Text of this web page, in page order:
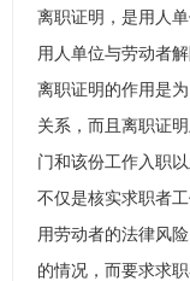
离职证明，是用人
用人单位与劳动者
离职证明的作用是
关系，而且离职证
门和该份工作入职
不仅是核实求职者
用劳动者的法律风
的情况，而要求求